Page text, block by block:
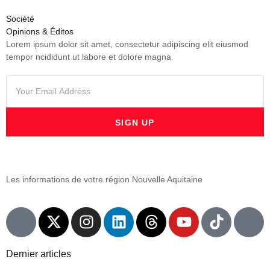
Société
Opinions & Éditos
Lorem ipsum dolor sit amet, consectetur adipiscing elit eiusmod
tempor ncididunt ut labore et dolore magna
SIGN UP
Les informations de votre région Nouvelle Aquitaine
Dernier articles